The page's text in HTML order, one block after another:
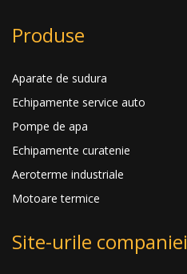
Produse
Aparate de sudura
Echipamente service auto
Pompe de apa
Echipamente curatenie
Aeroterme industriale
Motoare termice
Site-urile companiei